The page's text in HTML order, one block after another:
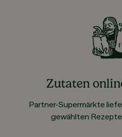
Zutaten
Partner-Supermärkte
gewählten